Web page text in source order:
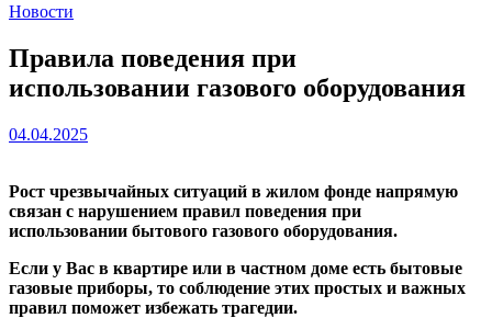
Новости
Правила поведения при
использовании газового оборудования
04.04.2025
Рост чрезвычайных ситуаций в жилом фонде напрямую
связан с нарушением правил поведения при
использовании бытового газового оборудования.
Если у Вас в квартире или в частном доме есть бытовые
газовые приборы, то соблюдение этих простых и важных
правил поможет избежать трагедии.